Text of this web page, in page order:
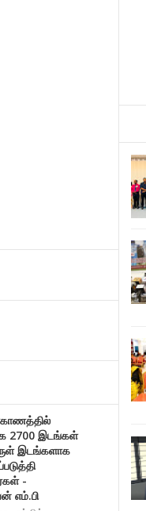
2700 இடங்கள்
இடங்களாக
-
எம்.பி